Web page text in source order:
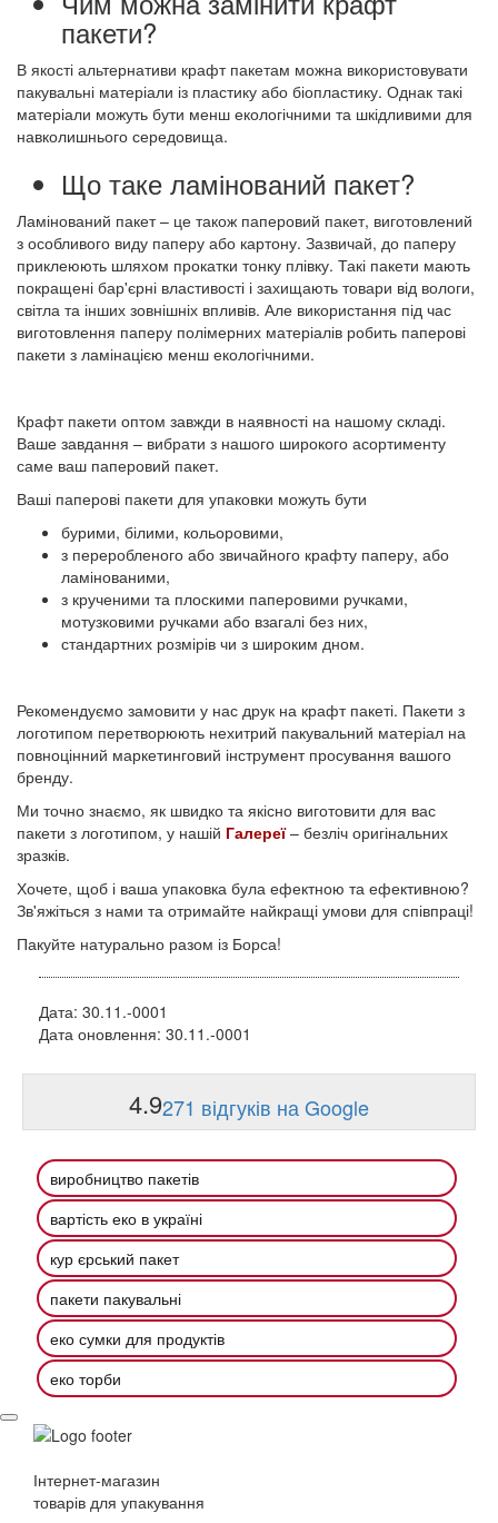
пакети?
В якості альтернативи крафт пакетам можна використовувати
пакувальні матеріали із пластику або біопластику. Однак такі
матеріали можуть бути менш екологічними та шкідливими для
навколишнього середовища.
Що таке ламінований пакет?
Ламінований пакет – це також паперовий пакет, виготовлений
з особливого виду паперу або картону. Зазвичай, до паперу
приклеюють шляхом прокатки тонку плівку. Такі пакети мають
покращені бар'єрні властивості і захищають товари від вологи,
світла та інших зовнішніх впливів. Але використання під час
виготовлення паперу полімерних матеріалів робить паперові
пакети з ламінацією менш екологічними.
Крафт пакети оптом завжди в наявності на нашому складі.
Ваше завдання – вибрати з нашого широкого асортименту
саме ваш паперовий пакет.
Ваші паперові пакети для упаковки можуть бути
бурими, білими, кольоровими,
з переробленого або звичайного крафту паперу, або
ламінованими,
з крученими та плоскими паперовими ручками,
мотузковими ручками або взагалі без них,
стандартних розмірів чи з широким дном.
Рекомендуємо замовити у нас друк на крафт пакеті. Пакети з
логотипом перетворюють нехитрий пакувальний матеріал на
повноцінний маркетинговий інструмент просування вашого
бренду.
Ми точно знаємо, як швидко та якісно виготовити для вас
пакети з логотипом, у нашій Галереї – безліч оригінальних
зразків.
Хочете, щоб і ваша упаковка була ефектною та ефективною?
Зв'яжіться з нами та отримайте найкращі умови для співпраці!
Пакуйте натурально разом із Борса!
Дата: 30.11.-0001
Дата оновлення: 30.11.-0001
4.9271 відгуків на Google
виробництво пакетів
вартість еко в україні
кур єрський пакет
пакети пакувальні
еко сумки для продуктів
еко торби
Інтернет-магазин
товарів для упакування